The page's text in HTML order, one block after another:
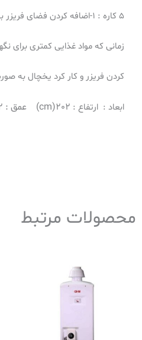
5 کاره : 1-اضافه کردن فضای فریزر به یخچال زمانی که به فضای بیشتری در یخچال نیاز دارید. 2- خاموش کردن یخچال و تبدیل فریزر به یخچال
زمانی که مواد غذایی کمتری برای نگهداری در یخچال دارید 3- خاموش نمودن یخچال در
کردن فریزر و کار کرد یخچال به صورت جداگانه 5- فعالیت حالت معمول یخچال و
ابعاد : ارتفاع : 202
(cm) عمق :
محصولات مرتبط